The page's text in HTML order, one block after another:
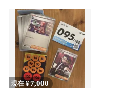
汎用まとめ
現在 ¥7,000